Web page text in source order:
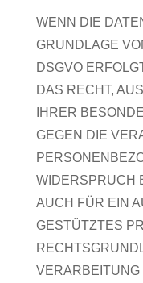
WENN DIE
GRUNDLAGE
DSGVO
DAS RECHT,
IHRER
GEGEN DIE
WIDERSPRUCH
AUCH FÜR EIN
GESTÜTZTES
VERARBEITUNG